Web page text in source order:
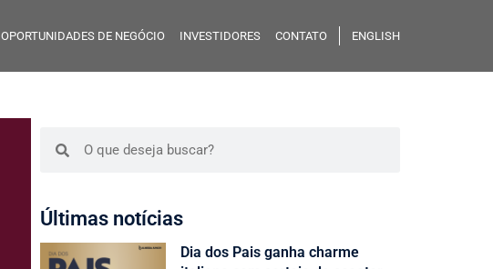
OPORTUNIDADES DE NEGÓCIO INVESTIDORES CONTATO ENGLISH
Últimas notícias
Dia dos Pais ganha charme